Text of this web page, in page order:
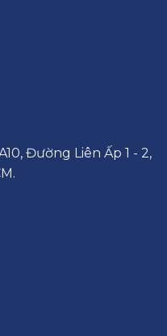
Đường Liên Ấp 1 - 2,